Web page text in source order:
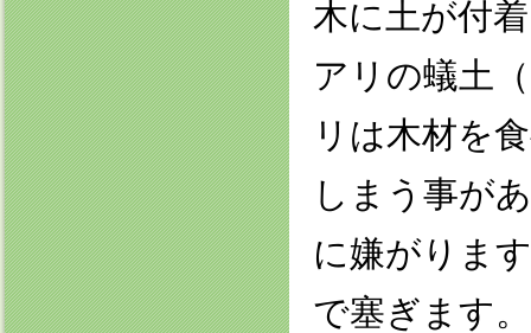
木に土が付
アリの蟻土
リは木材を
しまう事が
に嫌がりま
で塞ぎます。